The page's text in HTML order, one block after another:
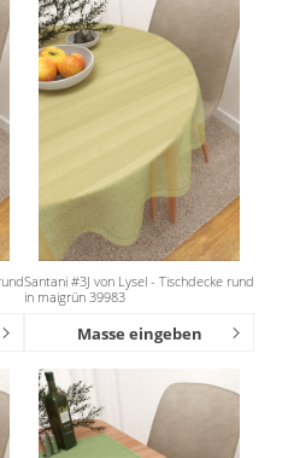
Santani #3J von Lysel - Tischdecke rund
in maigrün 39983
Masse eingeben